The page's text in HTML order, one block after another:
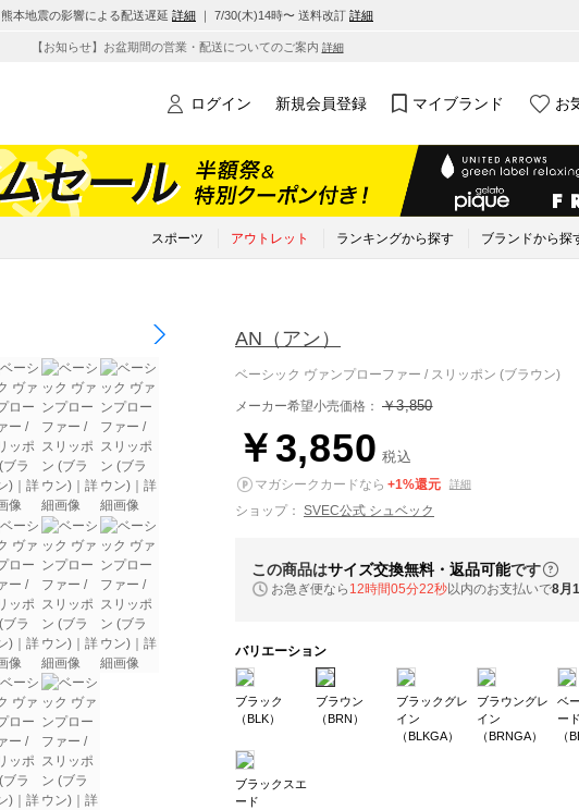
熊本地震の影響による配送遅延 詳細 ｜ 7/30(木)14時〜 送料改訂 詳細
【お知らせ】お盆期間の営業・配送についてのご案内 詳細
ログイン 新規会員登録 マイブランド お
スポーツ アウトレット ランキングから探す ブランドから探
AN （アン）
ベーシック ヴァンプローファー / スリッポン (ブラウン)
メーカー希望小売価格： ￥3,850
￥3,850 税込
マガシークカードなら +1%還元 詳細
ショップ： SVEC公式 シュベック
この商品はサイズ交換無料・返品可能です
お急ぎ便なら 12時間05分21秒以内のお支払いで8月
バリエーション
ブラック
（BLK）
ブラウン
（BRN）
ブラックグレ
イン
（BLKGA）
ブラウングレ
イン
（BRNGA）
ベ
ード
（
ブラックスエ
ード